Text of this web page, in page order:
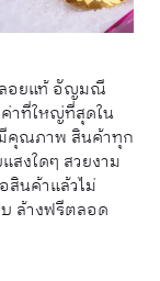
ลอยแท้ อัญมณี
าที่ใหญ่ที่สุดใน
มีคุณภาพ สินค้าทุก
สงใดๆ สวยงาม
สินค้าแล้วไม่
ล้างฟรีตลอด